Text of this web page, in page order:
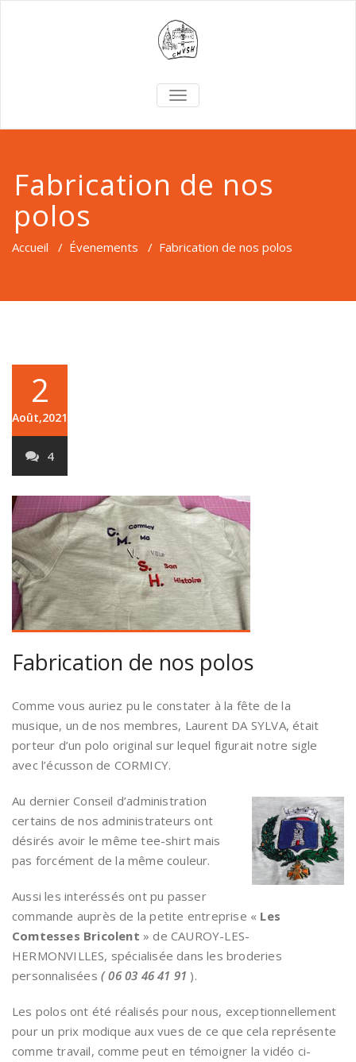
TOGGLE
NAVIGATION
Fabrication de nos
polos
Accueil / Évenements / Fabrication de nos polos
2
Août,2021
4
Fabrication de nos polos
Comme vous auriez pu le constater à la fête de la
musique, un de nos membres, Laurent DA SYLVA, était
porteur d’un polo original sur lequel figurait notre sigle
avec l’écusson de CORMICY.
Au dernier Conseil d’administration
certains de nos administrateurs ont
désirés avoir le même tee-shirt mais
pas forcément de la même couleur.
Aussi les interéssés ont pu passer
commande auprès de la petite entreprise « Les
Comtesses Bricolent » de CAUROY-LES-
HERMONVILLES, spécialisée dans les broderies
personnalisées ( 06 03 46 41 91 ).
Les polos ont été réalisés pour nous, exceptionnellement
pour un prix modique aux vues de ce que cela représente
comme travail, comme peut en témoigner la vidéo ci-